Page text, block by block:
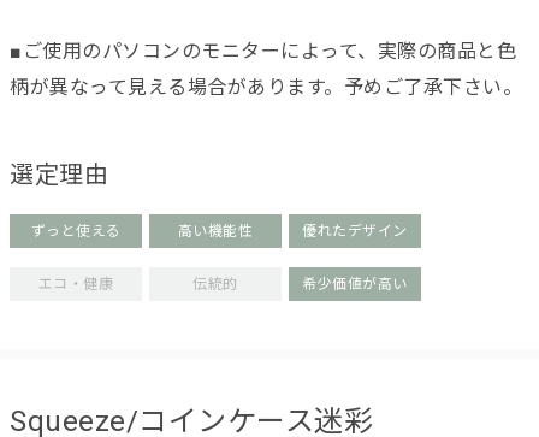
■ご使用のパソコンのモニターによって、実際の商品と色
柄が異なって見える場合があります。予めご了承下さい。
選定理由
ずっと使える 高い機能性 優れたデザイン
エコ・健康 伝統的 希少価値が高い
Squeeze/コインケース迷彩